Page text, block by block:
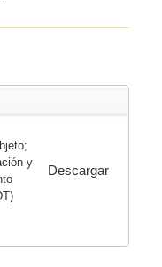
y
Descargar